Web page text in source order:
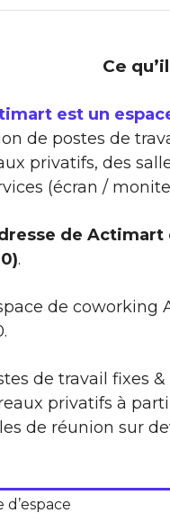
Ce
est un
de postes de
privatifs, des
(écran /
de
.
de
de travail fixes
privatifs à
de réunion sur
d’espace